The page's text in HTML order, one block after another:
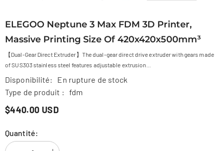
ELEGOO Neptune 3 Max FDM 3D Printer,
Massive Printing Size Of 420x420x500mm³
【Dual-Gear Direct Extruder】The dual-gear direct drive extruder with gears made
of SUS303 stainless steel features adjustable extrusion...
Disponibilité:
En rupture de stock
Type de produit : fdm
$440.00 USD
Quantité: